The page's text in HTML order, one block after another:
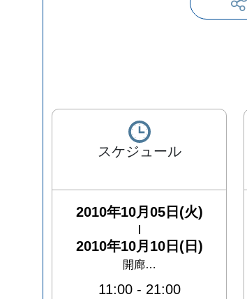
スケジュール
2010年10月05日(火)
2010年10月10日(日)
開廊…
11:00- 21:00